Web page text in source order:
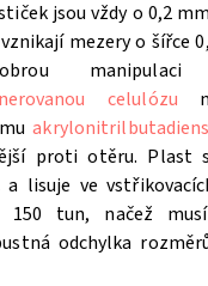
jsou vždy o 0,2
mezery o šířce
celulózu
proti otěru. Plast
a lisuje ve
tun, načež
odchylka